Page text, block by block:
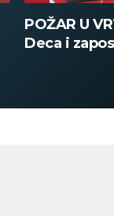
SINIŠA
DOBIO